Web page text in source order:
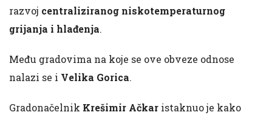
razvoj centraliziranog niskotemperaturnog
grijanja i hlađenja.
Među gradovima na koje se ove obveze odnose
nalazi se i Velika Gorica.
Gradonačelnik Krešimir Ačkar istaknuo je kako